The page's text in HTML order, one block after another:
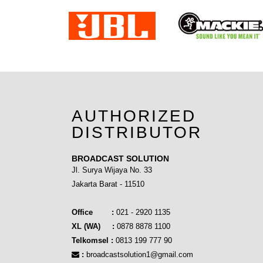
AUTHORIZED
DISTRIBUTOR
BROADCAST SOLUTION
Jl. Surya Wijaya No. 33
Jakarta Barat - 11510
Office : 021 - 2920 1135
XL (WA) : 0878 8878 1100
Telkomsel : 0813 199 777 90
: broadcastsolution1@gmail.com